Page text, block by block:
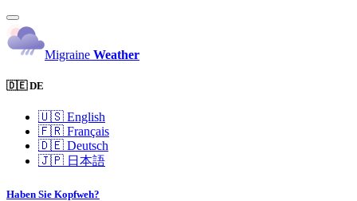
Migraine Weather
🇩🇪 DE
🇺🇸 English
🇫🇷 Français
🇩🇪 Deutsch
🇯🇵 日本語
Haben Sie Kopfweh?